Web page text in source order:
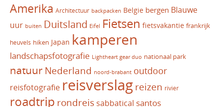
Amerika Architectuur backpacken Belgie bergen Blauwe
uur buiten Duitsland Eifel Fietsen fietsvakantie frankrijk
heuvels hiken Japan kamperen
landschapsfotografie Lightheart gear duo nationaal park
natuur Nederland noord-brabant outdoor
reisfotografie reisverslag reizen rivier
roadtrip rondreis sabbatical santos